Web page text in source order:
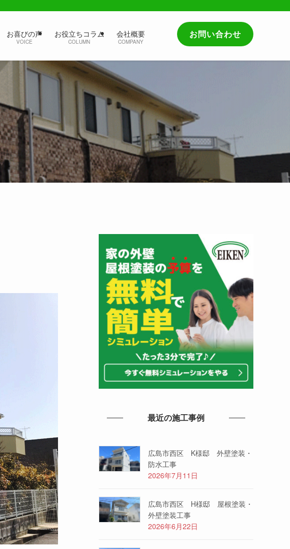
お喜びの声
VOICE
お役立ちコラム
COLUMN
会社概要
COMPANY
お問い合わせ
最近の施工事例
広島市西区 K様邸 外壁塗装・
防水工事
2026年7月11日
広島市西区 H様邸 屋根塗装・
外壁塗装工事
2026年6月22日